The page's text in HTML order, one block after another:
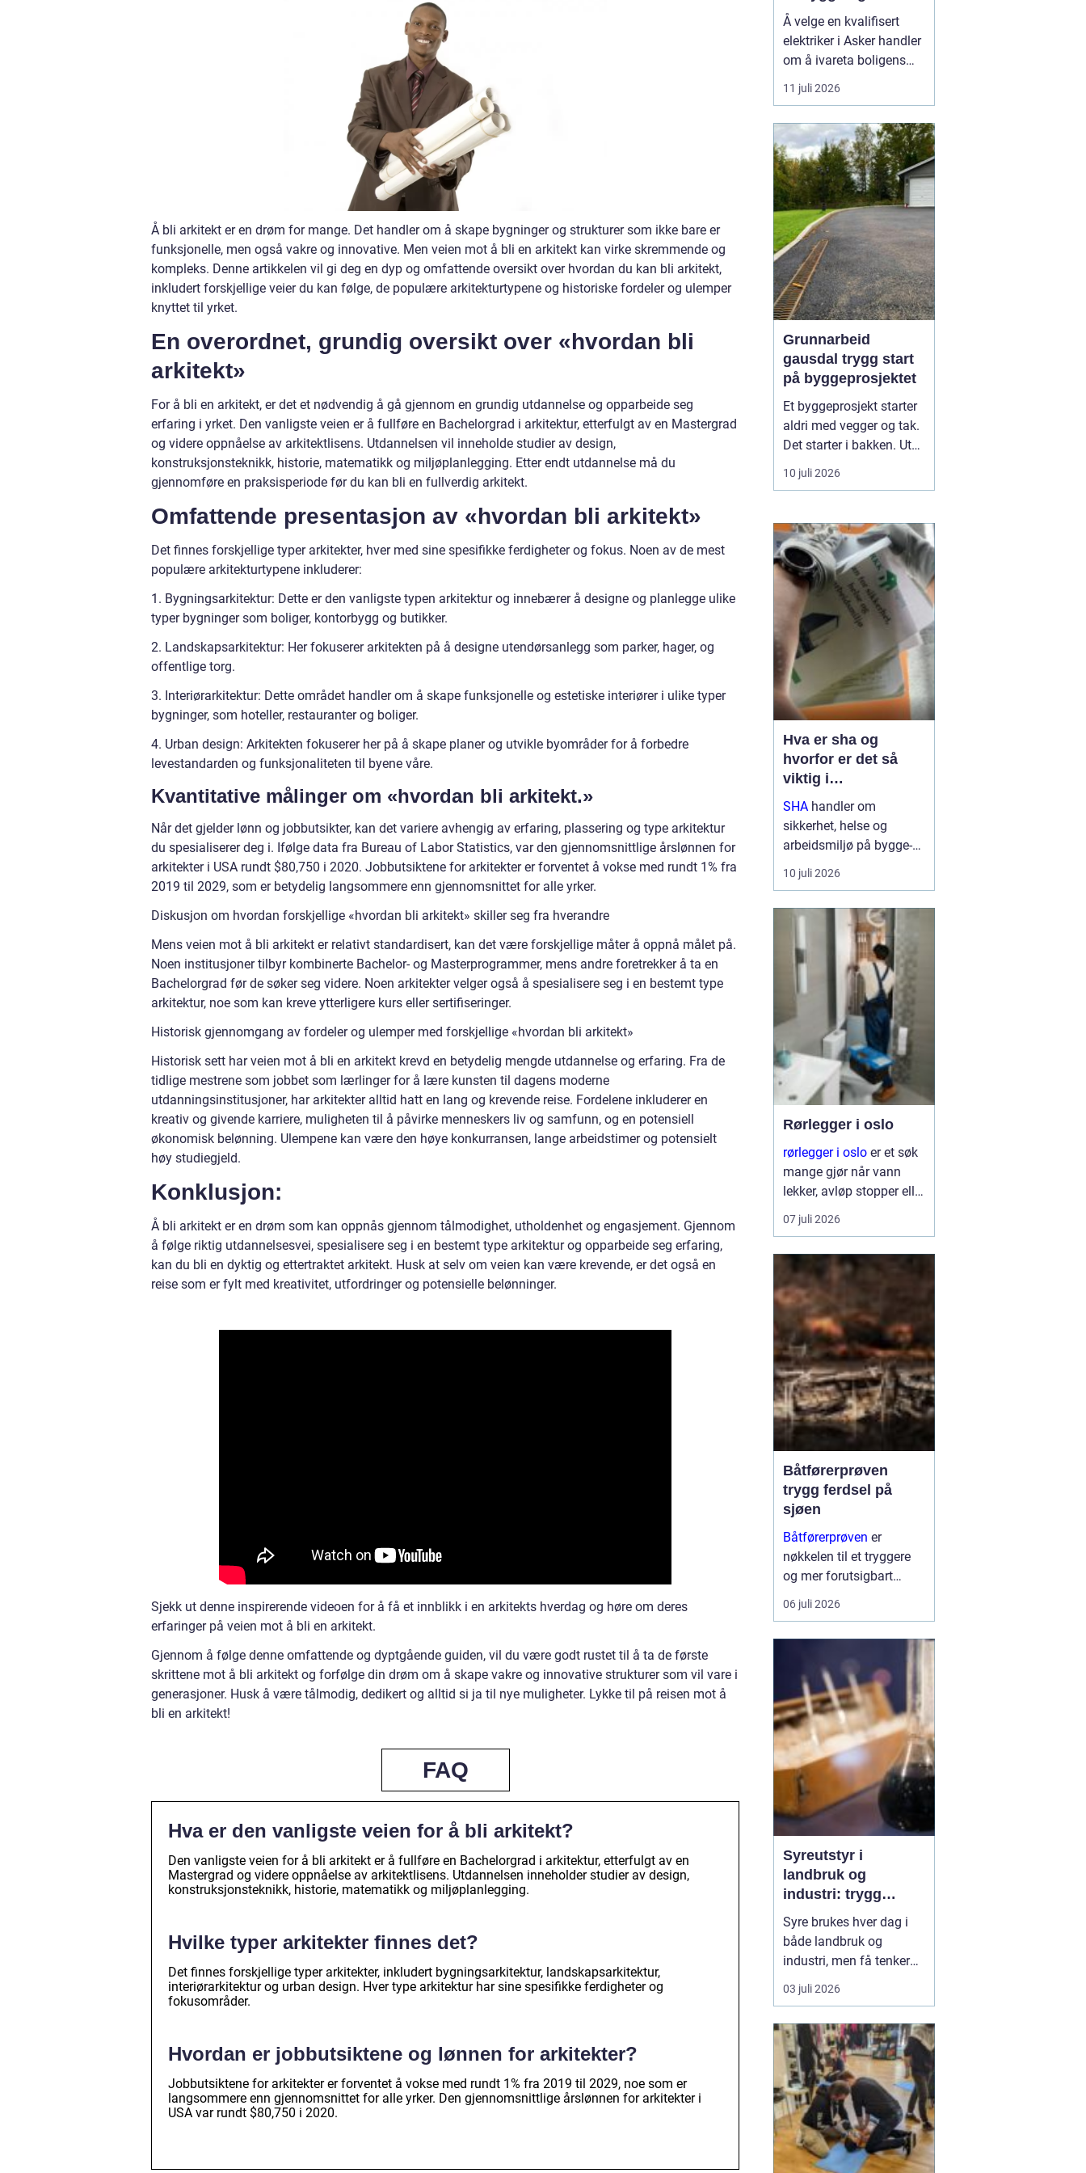
Å bli arkitekt er en drøm for mange. Det handler om å skape bygninger og strukturer som ikke bare er
funksjonelle, men også vakre og innovative. Men veien mot å bli en arkitekt kan virke skremmende og
kompleks. Denne artikkelen vil gi deg en dyp og omfattende oversikt over hvordan du kan bli arkitekt,
inkludert forskjellige veier du kan følge, de populære arkitekturtypene og historiske fordeler og ulemper
knyttet til yrket.
En overordnet, grundig oversikt over «hvordan bli
arkitekt»
For å bli en arkitekt, er det et nødvendig å gå gjennom en grundig utdannelse og opparbeide seg
erfaring i yrket. Den vanligste veien er å fullføre en Bachelorgrad i arkitektur, etterfulgt av en Mastergrad
og videre oppnåelse av arkitektlisens. Utdannelsen vil inneholde studier av design,
konstruksjonsteknikk, historie, matematikk og miljøplanlegging. Etter endt utdannelse må du
gjennomføre en praksisperiode før du kan bli en fullverdig arkitekt.
Omfattende presentasjon av «hvordan bli arkitekt»
Det finnes forskjellige typer arkitekter, hver med sine spesifikke ferdigheter og fokus. Noen av de mest
populære arkitekturtypene inkluderer:
1. Bygningsarkitektur: Dette er den vanligste typen arkitektur og innebærer å designe og planlegge ulike
typer bygninger som boliger, kontorbygg og butikker.
2. Landskapsarkitektur: Her fokuserer arkitekten på å designe utendørsanlegg som parker, hager, og
offentlige torg.
3. Interiørarkitektur: Dette området handler om å skape funksjonelle og estetiske interiører i ulike typer
bygninger, som hoteller, restauranter og boliger.
4. Urban design: Arkitekten fokuserer her på å skape planer og utvikle byområder for å forbedre
levestandarden og funksjonaliteten til byene våre.
Kvantitative målinger om «hvordan bli arkitekt.»
Når det gjelder lønn og jobbutsikter, kan det variere avhengig av erfaring, plassering og type arkitektur
du spesialiserer deg i. Ifølge data fra Bureau of Labor Statistics, var den gjennomsnittlige årslønnen for
arkitekter i USA rundt $80,750 i 2020. Jobbutsiktene for arkitekter er forventet å vokse med rundt 1% fra
2019 til 2029, som er betydelig langsommere enn gjennomsnittet for alle yrker.
Diskusjon om hvordan forskjellige «hvordan bli arkitekt» skiller seg fra hverandre
Mens veien mot å bli arkitekt er relativt standardisert, kan det være forskjellige måter å oppnå målet på.
Noen institusjoner tilbyr kombinerte Bachelor- og Masterprogrammer, mens andre foretrekker å ta en
Bachelorgrad før de søker seg videre. Noen arkitekter velger også å spesialisere seg i en bestemt type
arkitektur, noe som kan kreve ytterligere kurs eller sertifiseringer.
Historisk gjennomgang av fordeler og ulemper med forskjellige «hvordan bli arkitekt»
Historisk sett har veien mot å bli en arkitekt krevd en betydelig mengde utdannelse og erfaring. Fra de
tidlige mestrene som jobbet som lærlinger for å lære kunsten til dagens moderne
utdanningsinstitusjoner, har arkitekter alltid hatt en lang og krevende reise. Fordelene inkluderer en
kreativ og givende karriere, muligheten til å påvirke menneskers liv og samfunn, og en potensiell
økonomisk belønning. Ulempene kan være den høye konkurransen, lange arbeidstimer og potensielt
høy studiegjeld.
Konklusjon:
Å bli arkitekt er en drøm som kan oppnås gjennom tålmodighet, utholdenhet og engasjement. Gjennom
å følge riktig utdannelsesvei, spesialisere seg i en bestemt type arkitektur og opparbeide seg erfaring,
kan du bli en dyktig og ettertraktet arkitekt. Husk at selv om veien kan være krevende, er det også en
reise som er fylt med kreativitet, utfordringer og potensielle belønninger.
Sjekk ut denne inspirerende videoen for å få et innblikk i en arkitekts hverdag og høre om deres
erfaringer på veien mot å bli en arkitekt.
Gjennom å følge denne omfattende og dyptgående guiden, vil du være godt rustet til å ta de første
skrittene mot å bli arkitekt og forfølge din drøm om å skape vakre og innovative strukturer som vil vare i
generasjoner. Husk å være tålmodig, dedikert og alltid si ja til nye muligheter. Lykke til på reisen mot å
bli en arkitekt!
FAQ
Hva er den vanligste veien for å bli arkitekt?
Den vanligste veien for å bli arkitekt er å fullføre en Bachelorgrad i arkitektur, etterfulgt av en
Mastergrad og videre oppnåelse av arkitektlisens. Utdannelsen inneholder studier av design,
konstruksjonsteknikk, historie, matematikk og miljøplanlegging.
Hvilke typer arkitekter finnes det?
Det finnes forskjellige typer arkitekter, inkludert bygningsarkitektur, landskapsarkitektur,
interiørarkitektur og urban design. Hver type arkitektur har sine spesifikke ferdigheter og
fokusområder.
Hvordan er jobbutsiktene og lønnen for arkitekter?
Jobbutsiktene for arkitekter er forventet å vokse med rundt 1% fra 2019 til 2029, noe som er
langsommere enn gjennomsnittet for alle yrker. Den gjennomsnittlige årslønnen for arkitekter i
USA var rundt $80,750 i 2020.
energieffektive
installasjoner
Å velge en kvalifisert
elektriker i Asker handler
om å ivareta boligens
sikkerhet, oppgradere til
moderne energiløsninger
dokumentasjon. Når
private boligeiere,
bedrifter og sameier
søker ette...
11 juli 2026
Grunnarbeid
gausdal trygg start
på byggeprosjektet
Et byggeprosjekt starter
aldri med vegger og tak.
Det starter i bakken. Uten
solid grunnarbeid
risikerer man setninger,
unødvendige kostnader
senere. I Gausdal, med
variert terreng, skiftende
masser og tydelige
årstider, blir riktig ...
10 juli 2026
Hva er sha og
hvorfor er det så
viktig i
byggeprosjekter?
SHA handler om
sikkerhet, helse og
arbeidsmiljø på bygge-
og anleggsplasser.
Begrepet henger tett
byggherreforskriften og
er helt avgjørende for å
forebygge ulykker,
skader og utrygge
arbeidsforhold....
10 juli 2026
Rørlegger i oslo
rørlegger i oslo er et søk
mange gjør når vann
lekker, avløp stopper eller
et bad skal
totalrenoveres. Mange
mye en dyktig rørlegger
har å si for trygghet,
komfort og verdi på
boligen. ...
07 juli 2026
Båtførerprøven
trygg ferdsel på
sjøen
Båtførerprøven er
nøkkelen til et tryggere
og mer forutsigbart
båtliv. Mange opplever
at det å ta båtførerbevis
oppfylle et lovkrav, men
om å få kunnskap som
gir ro i magen når sjøen
bli...
06 juli 2026
Syreutstyr i
landbruk og
industri: trygg
håndtering og smart
investering
Syre brukes hver dag i
både landbruk og
industri, men få tenker
over hvor sårbar driften
blir når noe går galt med
feil doseres eller lagres
feil, kan det gi alvorlige
skader på mennesker,
dyr, maskiner og miljø.
Godt planl...
03 juli 2026